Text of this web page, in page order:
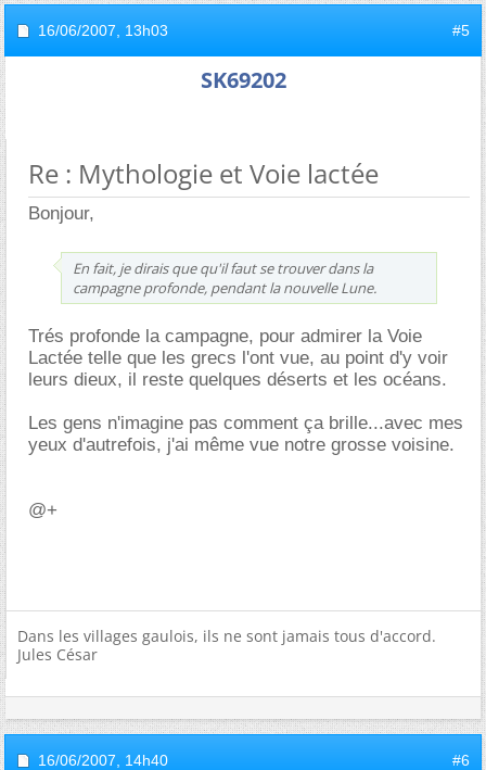
16/06/2007, 13h03 #5
SK69202
Re : Mythologie et Voie lactée
Bonjour,
En fait, je dirais que qu'il faut se trouver dans la
campagne profonde, pendant la nouvelle Lune.
Trés profonde la campagne, pour admirer la Voie
Lactée telle que les grecs l'ont vue, au point d'y voir
leurs dieux, il reste quelques déserts et les océans.
Les gens n'imagine pas comment ça brille...avec mes
yeux d'autrefois, j'ai même vue notre grosse voisine.
@+
Dans les villages gaulois, ils ne sont jamais tous d'accord.
Jules César
16/06/2007, 14h40 #6